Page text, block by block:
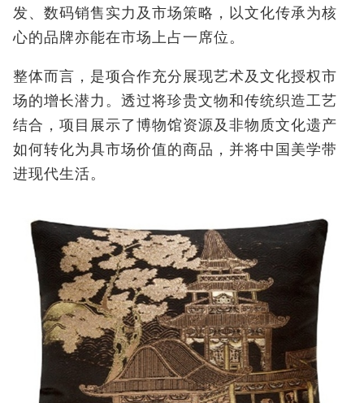
发、数码销售实力及市场策略，以文化传承为核
心的品牌亦能在市场上占一席位。
整体而言，是项合作充分展现艺术及文化授权市
场的增长潜力。透过将珍贵文物和传统织造工艺
结合，项目展示了博物馆资源及非物质文化遗产
如何转化为具市场价值的商品，并将中国美学带
进现代生活。